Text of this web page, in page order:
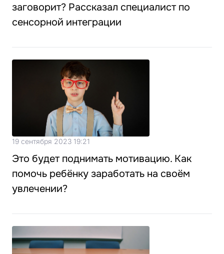
заговорит? Рассказал специалист по
сенсорной интеграции
19 сентября 2023 19:21
Это будет поднимать мотивацию. Как
помочь ребёнку заработать на своём
увлечении?